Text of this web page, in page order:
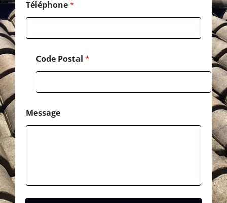
l
é
p
h
o
n
e
Téléphone*
Code Postal *
Message